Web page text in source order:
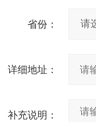
省份：
详细地址：
补充说明：